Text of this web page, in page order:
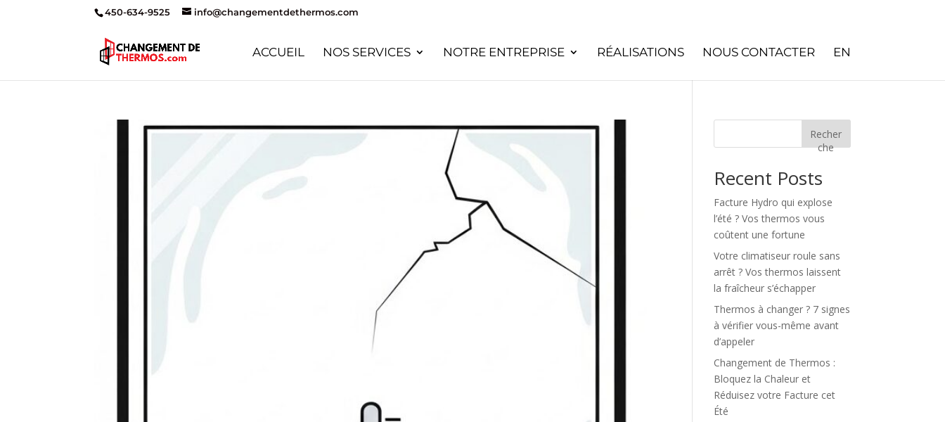
450-634-9525 info@changementdethermos.com
ACCUEIL NOS SERVICES NOTRE ENTREPRISE RÉALISATIONS NOUS CONTACTER EN
Recher
che
Recent Posts
Facture Hydro qui explose
l’été ? Vos thermos vous
coûtent une fortune
Votre climatiseur roule sans
arrêt ? Vos thermos laissent
la fraîcheur s’échapper
Thermos à changer ? 7 signes
à vérifier vous-même avant
d’appeler
Changement de Thermos :
Bloquez la Chaleur et
Réduisez votre Facture cet
Été